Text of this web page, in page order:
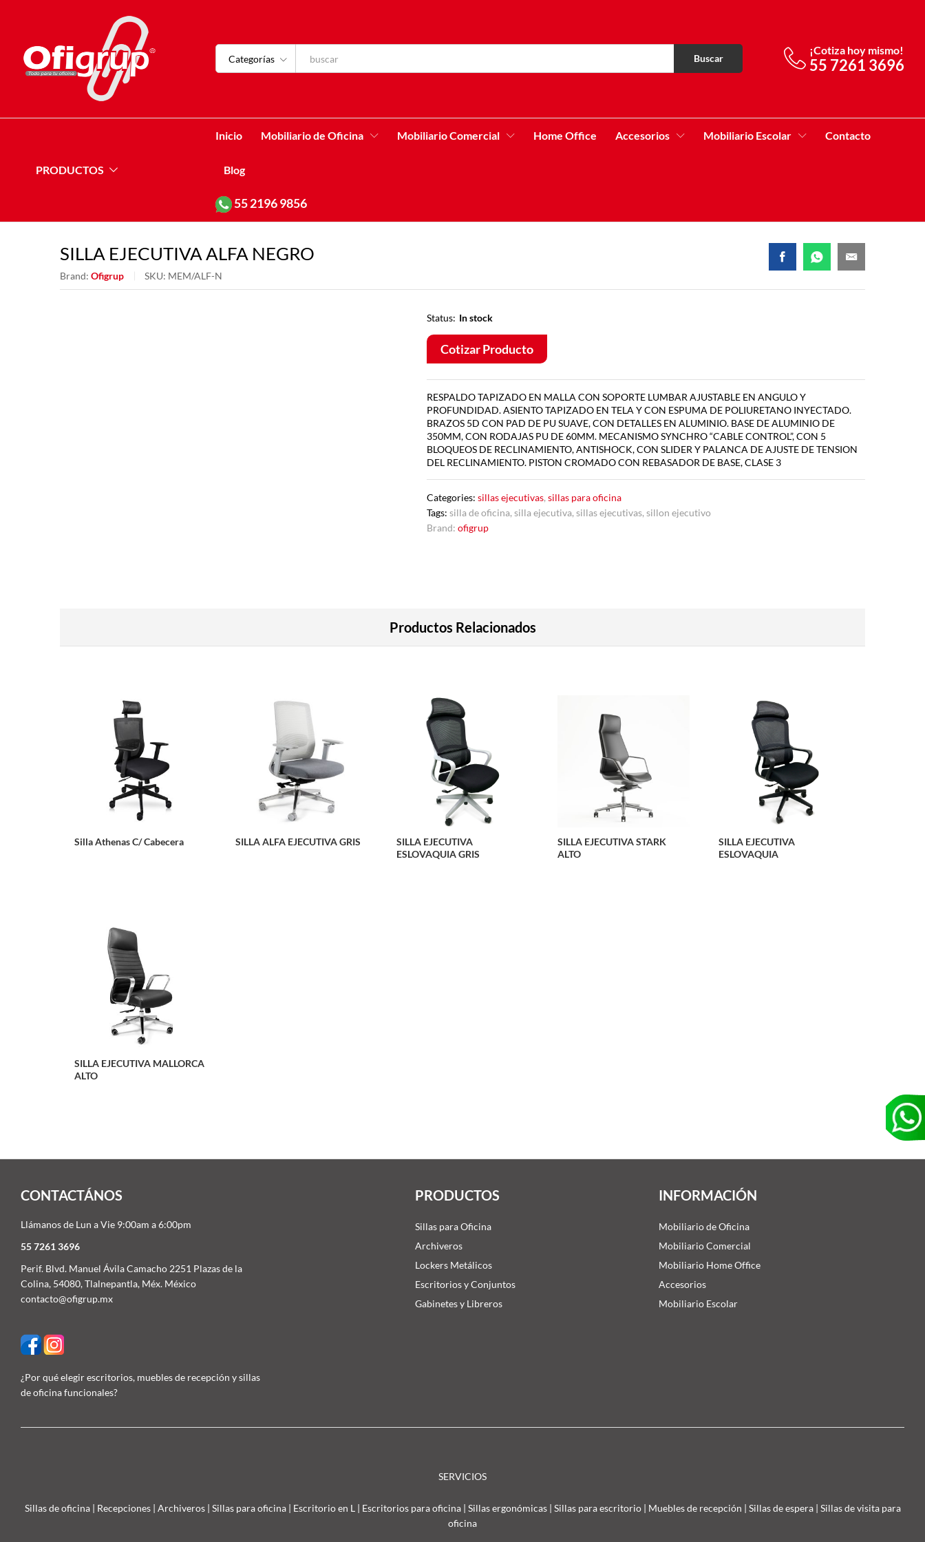
Categorías Buscar
¡Cotiza hoy mismo!
55 7261 3696
PRODUCTOS
Inicio Mobiliario de Oficina Mobiliario Comercial Home Office Accesorios Mobiliario Escolar Contacto
Blog
552196 9856
SILLA EJECUTIVA ALFA NEGRO
Brand: Ofigrup SKU: MEM/ALF-N
Status: In stock
Cotizar Producto
RESPALDO TAPIZADO EN MALLA CON SOPORTE LUMBAR AJUSTABLE EN ANGULO Y
PROFUNDIDAD. ASIENTO TAPIZADO EN TELA Y CON ESPUMA DE POLIURETANO INYECTADO.
BRAZOS 5D CON PAD DE PU SUAVE, CON DETALLES EN ALUMINIO. BASE DE ALUMINIO DE
350MM, CON RODAJAS PU DE 60MM. MECANISMO SYNCHRO “CABLE CONTROL”, CON 5
BLOQUEOS DE RECLINAMIENTO, ANTISHOCK, CON SLIDER Y PALANCA DE AJUSTE DE TENSION
DEL RECLINAMIENTO. PISTON CROMADO CON REBASADOR DE BASE, CLASE 3
Categories:sillas ejecutivas,sillas para oficina
Tags:silla de oficina,silla ejecutiva,sillas ejecutivas,sillon ejecutivo
Brand:ofigrup
Productos Relacionados
Silla Athenas C/ Cabecera SILLA ALFA EJECUTIVA GRIS
SILLA EJECUTIVA
ESLOVAQUIA GRIS
SILLA EJECUTIVA STARK
ALTO
SILLA EJECUTIVA
ESLOVAQUIA
SILLA EJECUTIVA MALLORCA
ALTO
CONTACTÁNOS
Llámanos de Lun a Vie 9:00am a 6:00pm
55 7261 3696
Perif. Blvd. Manuel Ávila Camacho 2251 Plazas de la
Colina, 54080, Tlalnepantla, Méx. México
contacto@ofigrup.mx
¿Por qué elegir escritorios, muebles de recepción y sillas
de oficina funcionales?
PRODUCTOS
Sillas para Oficina
Archiveros
Lockers Metálicos
Escritorios y Conjuntos
Gabinetes y Libreros
INFORMACIÓN
Mobiliario de Oficina
Mobiliario Comercial
Mobiliario Home Office
Accesorios
Mobiliario Escolar
SERVICIOS
Sillas de oficina| Recepciones| Archiveros| Sillas para oficina| Escritorio en L | Escritorios para oficina| Sillas ergonómicas| Sillas para escritorio| Muebles de recepción | Sillas de espera| Sillas de visita para
oficina